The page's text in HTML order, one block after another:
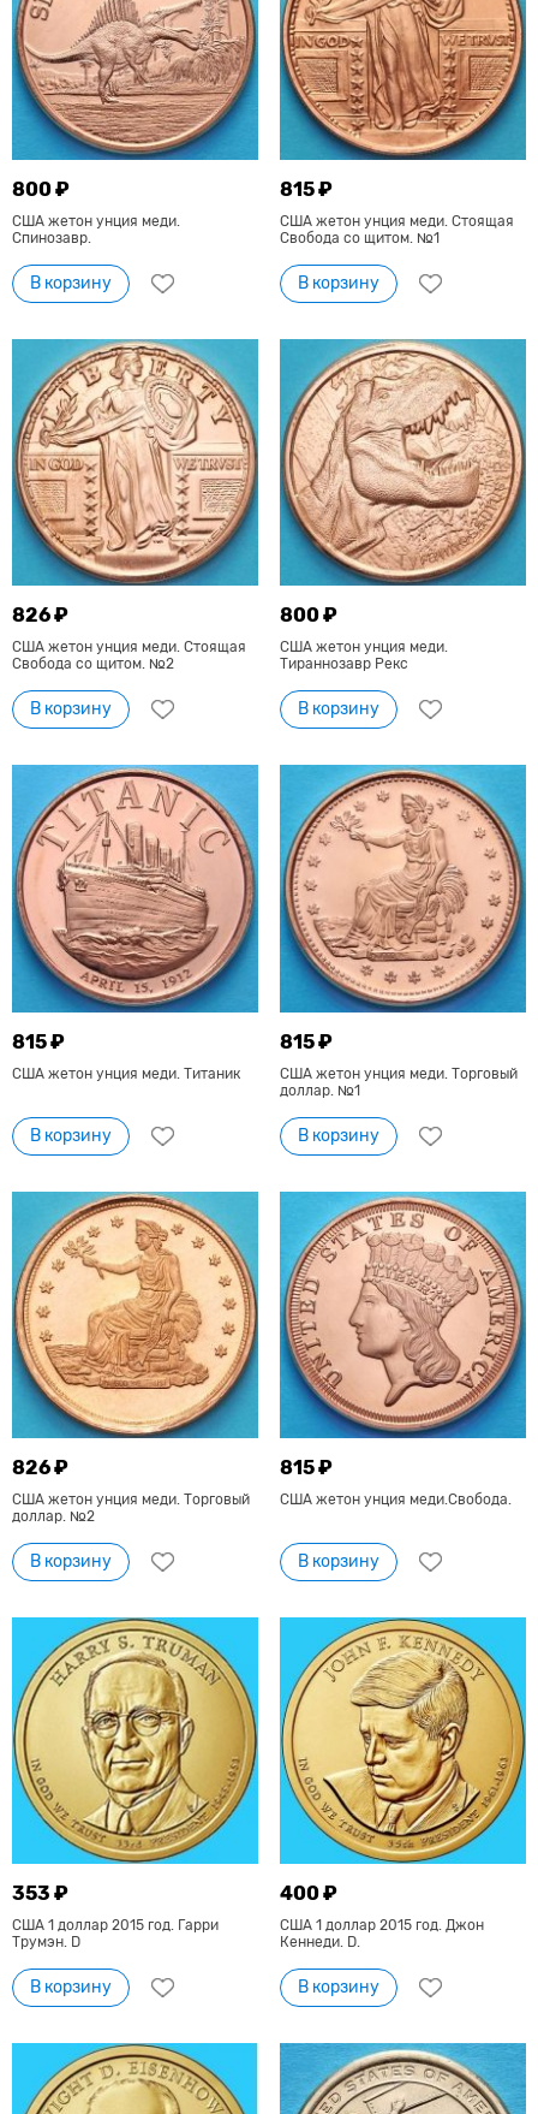
800 ₽
США жетон унция меди.
Спинозавр.
В корзину
815 ₽
США жетон унция меди. Стоящая
Свобода со щитом. №1
В корзину
826 ₽
США жетон унция меди. Стоящая
Свобода со щитом. №2
В корзину
800 ₽
США жетон унция меди.
Тираннозавр Рекс
В корзину
815 ₽
США жетон унция меди. Титаник
В корзину
815 ₽
США жетон унция меди. Торговый
доллар. №1
В корзину
826 ₽
США жетон унция меди. Торговый
доллар. №2
В корзину
815 ₽
США жетон унция меди.Свобода.
В корзину
353 ₽
США 1 доллар 2015 год. Гарри
Трумэн. D
В корзину
400 ₽
США 1 доллар 2015 год. Джон
Кеннеди. D.
В корзину